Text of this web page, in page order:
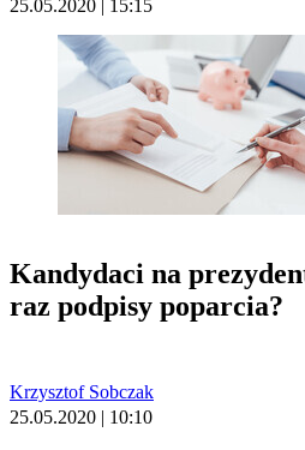
25.05.2020 | 15:15
Kandydaci na
raz podpisy poparcia?
Krzysztof Sobczak
25.05.2020 | 10:10